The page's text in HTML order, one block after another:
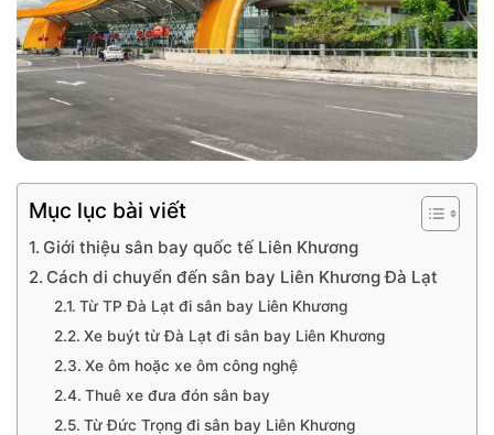
Mục lục bài viết
Giới thiệu sân bay quốc tế Liên Khương
Cách di chuyển đến sân bay Liên Khương Đà Lạt
Từ TP Đà Lạt đi sân bay Liên Khương
Xe buýt từ Đà Lạt đi sân bay Liên Khương
Xe ôm hoặc xe ôm công nghệ
Thuê xe đưa đón sân bay
Từ Đức Trọng đi sân bay Liên Khương